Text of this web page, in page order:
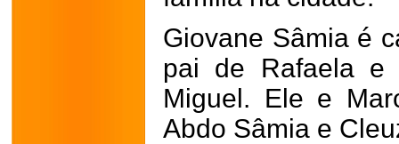
Giovane Sâmia é
pai de Rafaela e
Miguel. Ele e
Abdo Sâmia e